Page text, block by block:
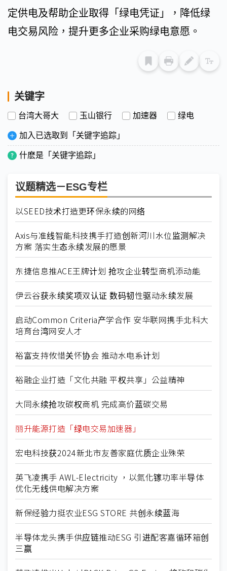
定供电及帮助企业取得「绿电凭证」，降低绿
电交易风险，提升更多企业采购绿电意愿。
关键字
台湾大哥大 玉山银行 加速器 绿电
加入已选取到「关键字追踪」
什麽是「关键字追踪」
议题精选－ESG专栏
以SEED技术打造更环保永续的网络
Axis与准线智能科技携手打造创新河川水位监测解决
方案 落实生态永续发展的愿景
东捷信息推ACE王牌计划 抢攻企业转型商机添动能
伊云谷获永续奖项双认证 数码韧性驱动永续发展
启动Common Criteria产学合作 安华联网携手北科大
培育台湾网安人才
裕富支持攸惜关怀协会 推动水电系计划
裕融企业打造「文化共融 平权共享」公益精神
大同永续抢攻碳权商机 完成高价蓝碳交易
丽升能源打造「绿电交易加速器」
宏电科技获2024新北市友善家庭优质企业殊荣
英飞凌携手 AWL-Electricity ，以氮化镓功率半导体
优化无线供电解决方案
新保经验力挺农业ESG STORE 共创永续蓝海
半导体龙头携手供应链推动ESG 引进配客嘉循环箱创
三赢